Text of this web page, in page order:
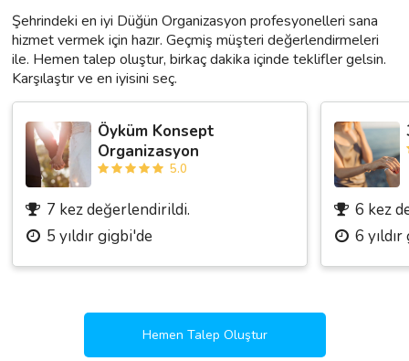
Şehrindeki en iyi Düğün Organizasyon profesyonelleri sana
hizmet vermek için hazır. Geçmiş müşteri değerlendirmeleri
ile. Hemen talep oluştur, birkaç dakika içinde teklifler gelsin.
Karşılaştır ve en iyisini seç.
Öyküm Konsept
Organizasyon
5.0
7 kez değerlendirildi.
5 yıldır gigbi'de
6 kez
6
Hemen Talep Oluştur